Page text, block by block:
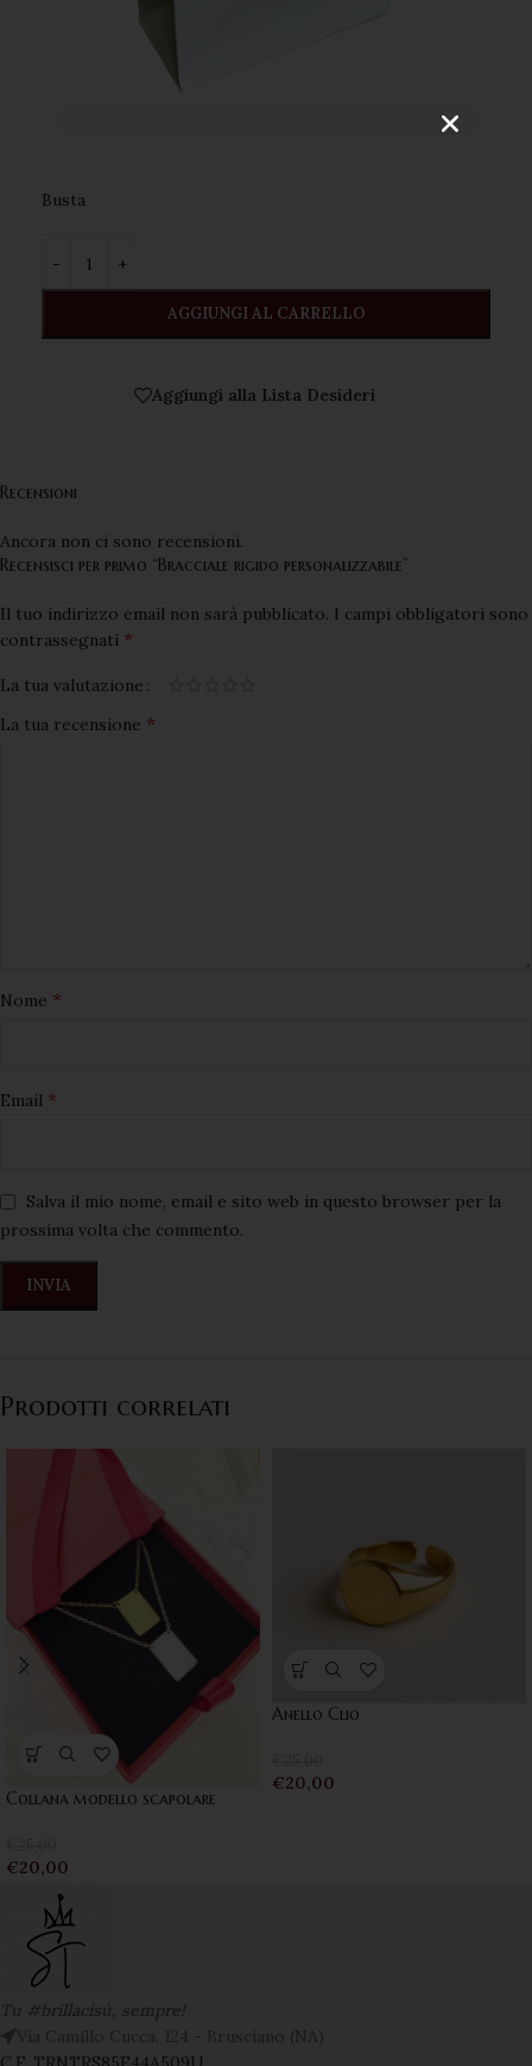
Busta ️
AGGIUNGI AL CARRELLO
Aggiungi alla Lista Desideri
Recensioni
Ancora non ci sono recensioni.
Recensisci per primo “Bracciale rigido personalizzabile”
Il tuo indirizzo email non sarà pubblicato. I campi obbligatori sono
contrassegnati *
La tua valutazione
La tua recensione *
Nome *
Email *
Salva il mio nome, email e sito web in questo browser per la
prossima volta che commento.
Prodotti correlati
Collana modello scapolare
€20,00
Anello Clio
€20,00
VOGLIO ISCRIVERMI!